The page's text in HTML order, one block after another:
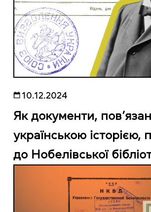
10.12.2024
Як документи,
українською історією,
до Нобелівської